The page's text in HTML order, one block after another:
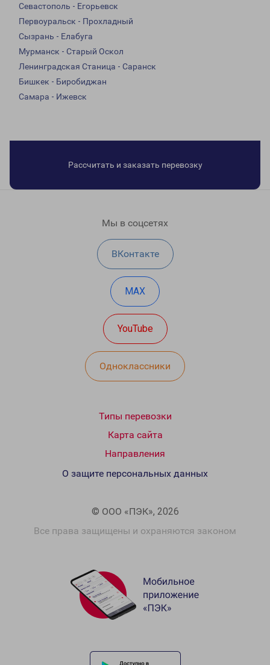
Севастополь - Егорьевск
Первоуральск - Прохладный
Сызрань - Елабуга
Мурманск - Старый Оскол
Ленинградская Станица - Саранск
Бишкек - Биробиджан
Самара - Ижевск
Рассчитать и заказать перевозку
Мы в соцсетях
ВКонтакте
MAX
YouTube
Одноклассники
Типы перевозки
Карта сайта
Направления
© ООО «ПЭК», 2026
Все права защищены и охраняются законом
О защите персональных данных